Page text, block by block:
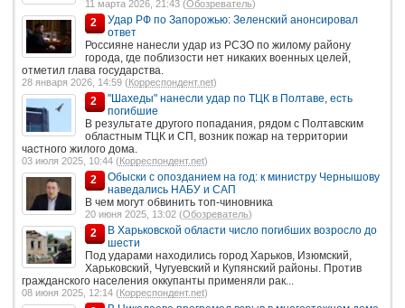
11 марта 2026, 21:43 (Обозреватель)
2
Удар РФ по Запорожью: Зеленский анонсировал
ответ
Россияне нанесли удар из РСЗО по жилому району
города, где поблизости нет никаких военных целей,
отметил глава государства.
28 января 2026, 14:59 (Корреспондент.net)
2
"Шахеды" нанесли удар по ТЦК в Полтаве, есть
погибшие
В результате другого попадания, рядом с Полтавским
областным ТЦК и СП, возник пожар на территории
частного жилого дома.
03 июля 2025, 10:44 (Корреспондент.net)
2
Обыски с опозданием на год: к министру Чернышову
наведались НАБУ и САП
В чем могут обвинить топ-чиновника
20 июня 2025, 13:02 (Обозреватель)
2
В Харьковской области число погибших возросло до
шести
Под ударами находились город Харьков, Изюмский,
Харьковский, Чугуевский и Купянский районы. Против
гражданского населения оккупанты применяли рак...
08 июня 2025, 12:14 (Корреспондент.net)